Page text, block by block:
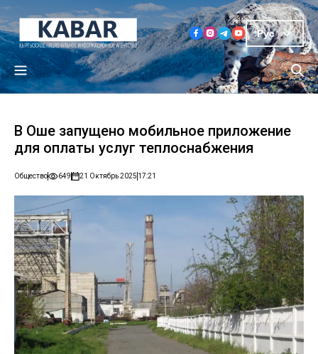
Рус
В Ошe запущено мобильное приложение
для оплаты услуг теплоснабжения
Общество 649 21 Октябрь 2025 17:21